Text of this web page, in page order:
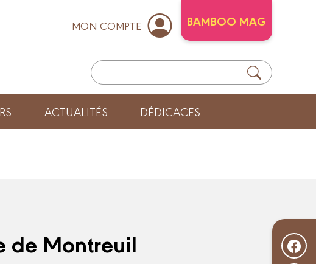
MON COMPTE BAMBOO MAG
ACTUALITÉS DÉDICACES
de Montreuil